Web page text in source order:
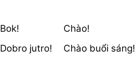
Bok!
Chào!
Dobro jutro!
Chào buổi sáng!